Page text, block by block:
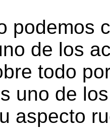
podemos
de los
todo
uno de
aspecto